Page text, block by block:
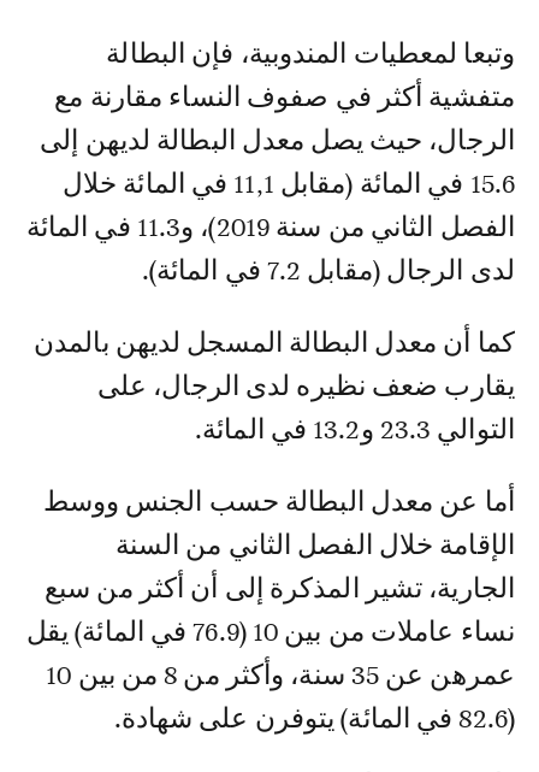
وتبعا لمعطيات المندوبية، فإن البطالة
متفشية أكثر في صفوف النساء مقارنة مع
الرجال، حيث يصل معدل البطالة لديهن إلى
15.6 في المائة (مقابل 11,1 في المائة خلال
الفصل الثاني من سنة 2019)، و11.3 في المائة
لدى الرجال (مقابل 7.2 في المائة).
كما أن معدل البطالة المسجل لديهن بالمدن
يقارب ضعف نظيره لدى الرجال، على
التوالي 23.3 و13.2 في المائة.
أما عن معدل البطالة حسب الجنس ووسط
الإقامة خلال الفصل الثاني من السنة
الجارية، تشير المذكرة إلى أن أكثر من سبع
نساء عاملات من بين 10 (76.9 في المائة) يقل
عمرهن عن 35 سنة، وأكثر من 8 من بين 10
(82.6 في المائة) يتوفرن على شهادة.